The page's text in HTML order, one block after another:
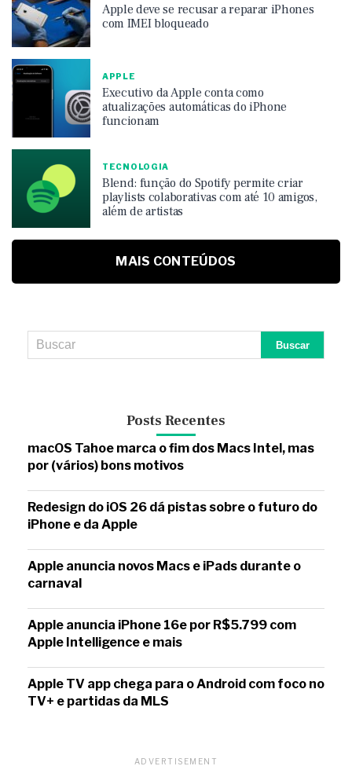
Apple deve se recusar a reparar iPhones
com IMEI bloqueado
APPLE
Executivo da Apple conta como
atualizações automáticas do iPhone
funcionam
TECNOLOGIA
Blend: função do Spotify permite criar
playlists colaborativas com até 10 amigos,
além de artistas
MAIS CONTEÚDOS
Posts Recentes
macOS Tahoe marca o fim dos Macs Intel, mas
por (vários) bons motivos
Redesign do iOS 26 dá pistas sobre o futuro do
iPhone e da Apple
Apple anuncia novos Macs e iPads durante o
carnaval
Apple anuncia iPhone 16e por R$5.799 com
Apple Intelligence e mais
Apple TV app chega para o Android com foco no
TV+ e partidas da MLS
ADVERTISEMENT